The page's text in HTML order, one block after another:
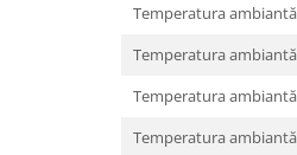
Servere & Componente
Temperatura
Temperatura
Temperatura
Temperatura